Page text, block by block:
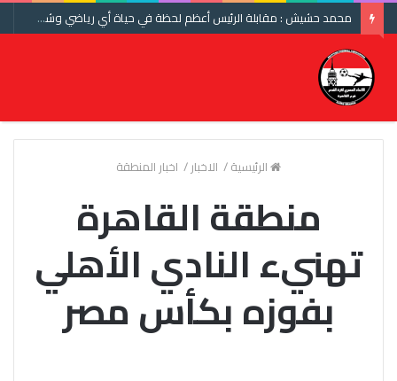
محمد حشيش : مقابلة الرئيس أعظم لحظة في حياة أي رياضي وشكرا اتحاد الكرة ومنتخب مصر
الرئيسية/ الاخبار/ اخبار المنطقة
منطقة القاهرة
تهنيء النادي الأهلي
بفوزه بكأس مصر